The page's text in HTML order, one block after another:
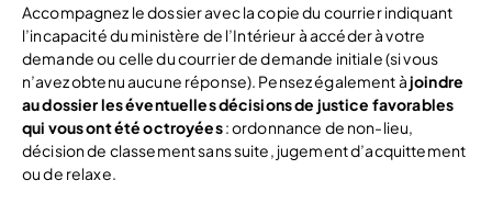
Accompagnez le dossier avec la copie du courrier indiquant
l’incapacité du ministère de l’Intérieur à accéder à votre
demande ou celle du courrier de demande initiale (si vous
n’avez obtenu aucune réponse). Pensez également àjoindre
au dossier les éventuelles décisions de justice favorables
qui vous ont été octroyées: ordonnance de non-lieu,
décision de classement sans suite, jugement d’acquittement
ou de relaxe.